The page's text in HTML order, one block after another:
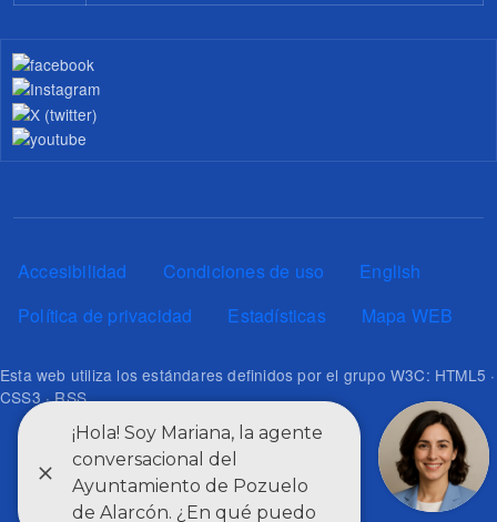
Pie de página
Accesibilidad Condiciones de uso
English
Política de privacidad
Estadísticas Mapa WEB
Esta web utiliza los estándares definidos por el grupo W3C: HTML5 ·
CSS3 · RSS